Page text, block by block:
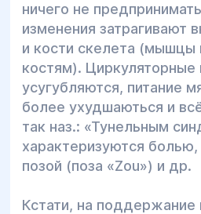
ничего не
изменения затрагивают
и кости скелета (мышцы
костям). Циркуляторные
усугубляются, питание
более ухудшаються и
так наз.: «Тунельным
характеризуются болью,
позой (поза «Zou») и др.
Кстати, на